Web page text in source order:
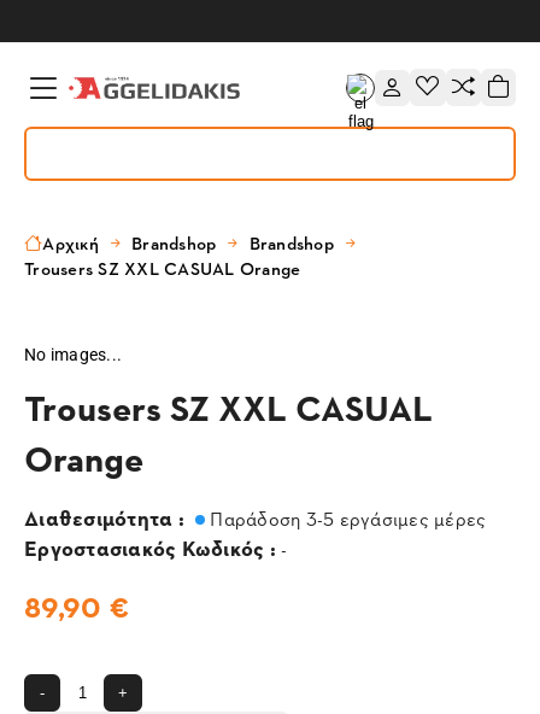
Αρχική Brandshop
Brandshop
Trousers SZ XXL CASUAL Orange
No images...
Trousers SZ XXL CASUAL
Orange
Διαθεσιμότητα : Παράδοση 3-5 εργάσιμες μέρες
Εργοστασιακός Κωδικός : -
89,90 €
- +